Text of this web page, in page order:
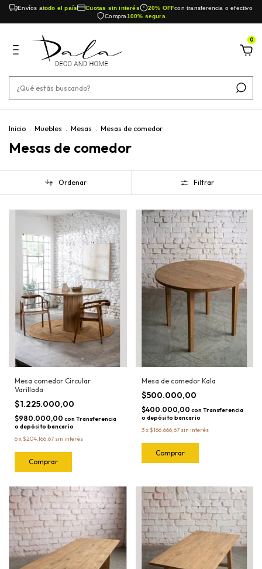
Envíos atodo el país Cuotas sin interés 20% OFFcon transferencia o efectivo
Compra100% segura
0
Inicio . Muebles . Mesas . Mesas de comedor
Mesas de comedor
Ordenar Filtrar
Mesa comedor Circular
Varillada
$1.225.000,00
$980.000,00 con Transferencia
o depósito bancario
6x $204.166,67 sin interés
Comprar
Mesa de comedor Kala
$500.000,00
$400.000,00 con Transferencia
o depósito bancario
3x $166.666,67 sin interés